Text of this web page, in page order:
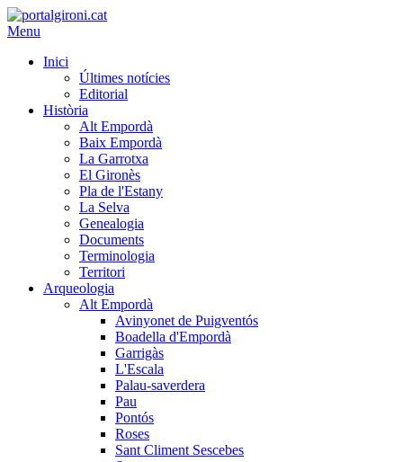
Menu
Inici
Últimes notícies
Editorial
Història
Alt Empordà
Baix Empordà
La Garrotxa
El Gironès
Pla de l'Estany
La Selva
Genealogia
Documents
Terminologia
Territori
Arqueologia
Alt Empordà
Avinyonet de Puigventós
Boadella d'Empordà
Garrigàs
L'Escala
Palau-saverdera
Pau
Pontós
Roses
Sant Climent Sescebes